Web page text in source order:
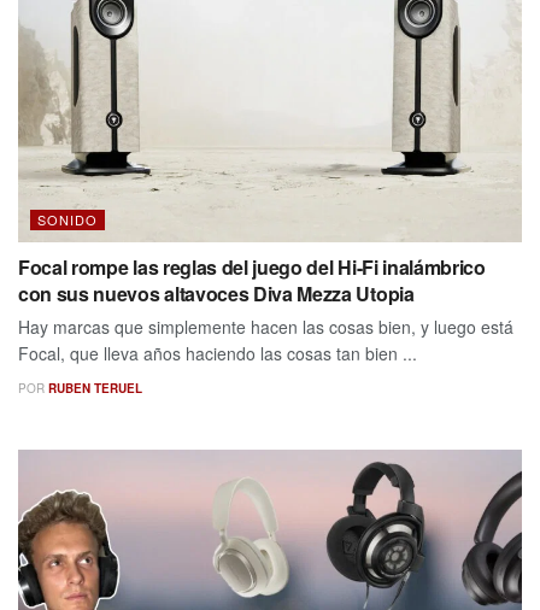
SONIDO
Focal rompe las reglas del juego del Hi-Fi inalámbrico
con sus nuevos altavoces Diva Mezza Utopia
Hay marcas que simplemente hacen las cosas bien, y luego está
Focal, que lleva años haciendo las cosas tan bien ...
POR RUBEN TERUEL